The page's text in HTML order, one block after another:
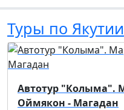
Туры по Якутии
Автотур "Колыма".
Оймякон - Магадан